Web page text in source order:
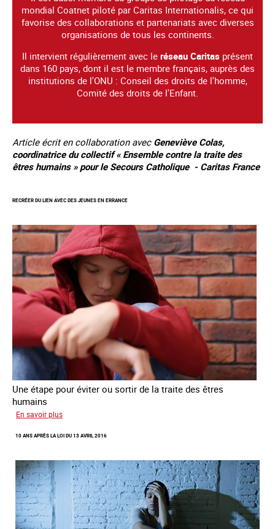
mondial Coatnet piloté par Caritas Internationalis, ce qui
favorise des collaborations et partenariats avec diverses
organisations de tous les continents.
Il intervient régulièrement avec le réseau Caritas présent
dans 160 pays, dont il est le membre français, auprès des
institutions de l'ONU : Conseil des droits de l'homme,
Comité des droits de l'Enfant.
Article écrit en collaboration avec Geneviève Colas,
coordinatrice du collectif « Ensemble contre la traite des
êtres humains » pour le Secours Catholique - Caritas France
RECRÉER DU LIEN AVEC DES JEUNES EN ERRANCE
Une étape pour éviter ou sortir de la traite des êtres
humains
En savoir plus
du
avec
des
jeunes
errance
10 ANS APRÈS LA LOI DU 13 AVRIL 2016